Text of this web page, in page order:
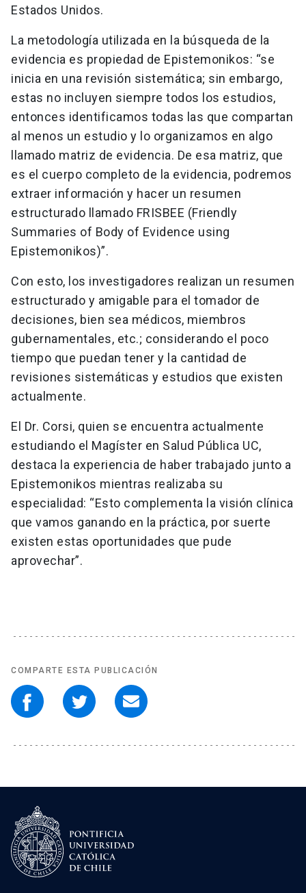
Estados Unidos.
La metodología utilizada en la búsqueda de la
evidencia es propiedad de Epistemonikos: “se
inicia en una revisión sistemática; sin embargo,
estas no incluyen siempre todos los estudios,
entonces identificamos todas las que compartan
al menos un estudio y lo organizamos en algo
llamado matriz de evidencia. De esa matriz, que
es el cuerpo completo de la evidencia, podremos
extraer información y hacer un resumen
estructurado llamado FRISBEE (Friendly
Summaries of Body of Evidence using
Epistemonikos)”.
Con esto, los investigadores realizan un resumen
estructurado y amigable para el tomador de
decisiones, bien sea médicos, miembros
gubernamentales, etc.; considerando el poco
tiempo que puedan tener y la cantidad de
revisiones sistemáticas y estudios que existen
actualmente.
El Dr. Corsi, quien se encuentra actualmente
estudiando el Magíster en Salud Pública UC,
destaca la experiencia de haber trabajado junto a
Epistemonikos mientras realizaba su
especialidad: “Esto complementa la visión clínica
que vamos ganando en la práctica, por suerte
existen estas oportunidades que pude
aprovechar”.
COMPARTE ESTA PUBLICACIÓN